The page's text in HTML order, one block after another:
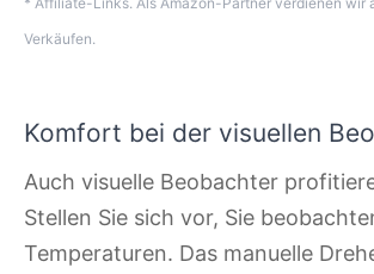
Verkäufen.
Komfort bei der visuellen
Auch visuelle Beobachter
Stellen Sie sich vor, Sie
Temperaturen. Das manuelle